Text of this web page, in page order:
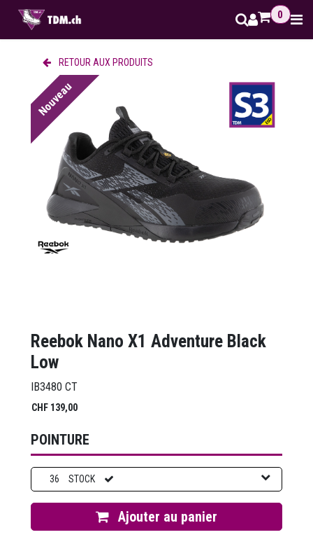
0
RETOUR AUX PRODUITS
Nouveau
Reebok Nano X1 Adventure Black
Low
IB3480 CT
CHF 139,00
POINTURE
36 STOCK
Ajouter au panier